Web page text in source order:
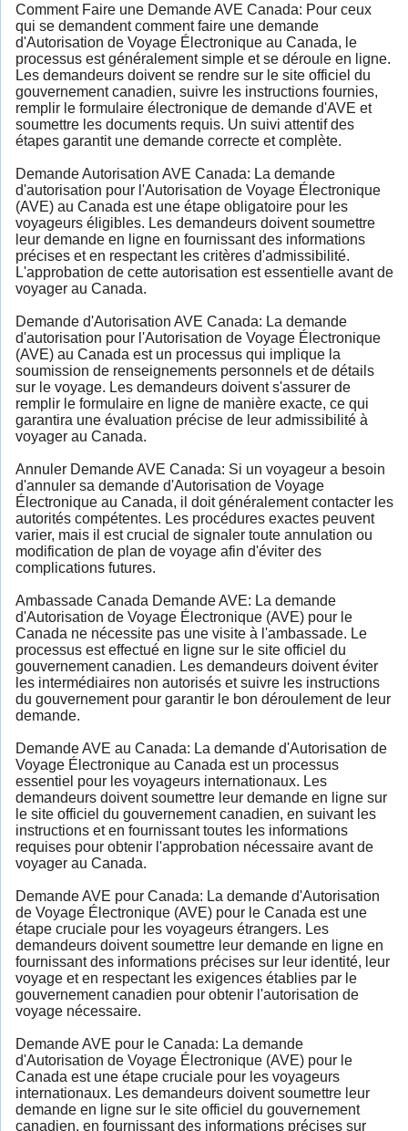
Comment Faire une Demande AVE Canada: Pour ceux
qui se demandent comment faire une demande
d'Autorisation de Voyage Électronique au Canada, le
processus est généralement simple et se déroule en ligne.
Les demandeurs doivent se rendre sur le site officiel du
gouvernement canadien, suivre les instructions fournies,
remplir le formulaire électronique de demande d'AVE et
soumettre les documents requis. Un suivi attentif des
étapes garantit une demande correcte et complète.
Demande Autorisation AVE Canada: La demande
d'autorisation pour l'Autorisation de Voyage Électronique
(AVE) au Canada est une étape obligatoire pour les
voyageurs éligibles. Les demandeurs doivent soumettre
leur demande en ligne en fournissant des informations
précises et en respectant les critères d'admissibilité.
L'approbation de cette autorisation est essentielle avant de
voyager au Canada.
Demande d'Autorisation AVE Canada: La demande
d'autorisation pour l'Autorisation de Voyage Électronique
(AVE) au Canada est un processus qui implique la
soumission de renseignements personnels et de détails
sur le voyage. Les demandeurs doivent s'assurer de
remplir le formulaire en ligne de manière exacte, ce qui
garantira une évaluation précise de leur admissibilité à
voyager au Canada.
Annuler Demande AVE Canada: Si un voyageur a besoin
d'annuler sa demande d'Autorisation de Voyage
Électronique au Canada, il doit généralement contacter les
autorités compétentes. Les procédures exactes peuvent
varier, mais il est crucial de signaler toute annulation ou
modification de plan de voyage afin d'éviter des
complications futures.
Ambassade Canada Demande AVE: La demande
d'Autorisation de Voyage Électronique (AVE) pour le
Canada ne nécessite pas une visite à l'ambassade. Le
processus est effectué en ligne sur le site officiel du
gouvernement canadien. Les demandeurs doivent éviter
les intermédiaires non autorisés et suivre les instructions
du gouvernement pour garantir le bon déroulement de leur
demande.
Demande AVE au Canada: La demande d'Autorisation de
Voyage Électronique au Canada est un processus
essentiel pour les voyageurs internationaux. Les
demandeurs doivent soumettre leur demande en ligne sur
le site officiel du gouvernement canadien, en suivant les
instructions et en fournissant toutes les informations
requises pour obtenir l'approbation nécessaire avant de
voyager au Canada.
Demande AVE pour Canada: La demande d'Autorisation
de Voyage Électronique (AVE) pour le Canada est une
étape cruciale pour les voyageurs étrangers. Les
demandeurs doivent soumettre leur demande en ligne en
fournissant des informations précises sur leur identité, leur
voyage et en respectant les exigences établies par le
gouvernement canadien pour obtenir l'autorisation de
voyage nécessaire.
Demande AVE pour le Canada: La demande
d'Autorisation de Voyage Électronique (AVE) pour le
Canada est une étape cruciale pour les voyageurs
internationaux. Les demandeurs doivent soumettre leur
demande en ligne sur le site officiel du gouvernement
canadien, en fournissant des informations précises sur